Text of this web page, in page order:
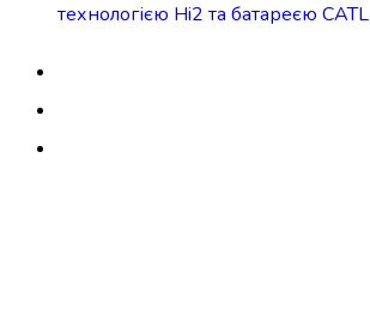
технологією Hi2 та батареєю CATL